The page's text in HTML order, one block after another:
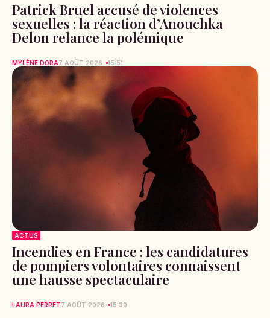
Patrick Bruel accusé de violences
sexuelles : la réaction d’Anouchka
Delon relance la polémique
MYLÈNE DORA7 AOÛT 2026 15:51
ACTUS
Incendies en France : les candidatures
de pompiers volontaires connaissent
une hausse spectaculaire
LAURA PERRET7 AOÛT 2026 15:30